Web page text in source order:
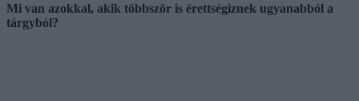
Mi van azokkal, akik többször is érettségiznek ugyanabból a
tárgyból?